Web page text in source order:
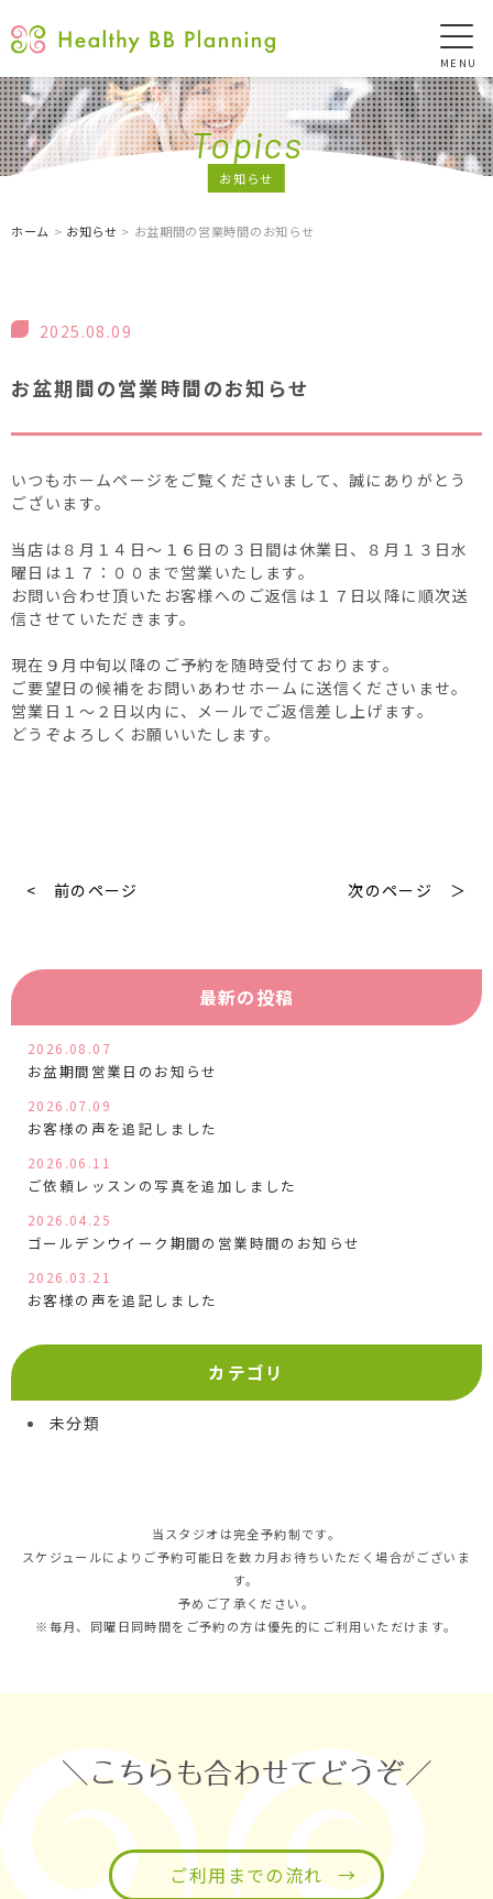
MENU
Topics
お知らせ
ホーム > お知らせ > お盆期間の営業時間のお知らせ
2025.08.09
お盆期間の営業時間のお知らせ
いつもホームページをご覧くださいまして、誠にありがとう
ございます。
当店は８月１４日～１６日の３日間は休業日、８月１３日水
曜日は１７：００まで営業いたします。
お問い合わせ頂いたお客様へのご返信は１７日以降に順次送
信させていただきます。
現在９月中旬以降のご予約を随時受付ております。
ご要望日の候補をお問いあわせホームに送信くださいませ。
営業日１～２日以内に、メールでご返信差し上げます。
どうぞよろしくお願いいたします。
< 前のページ 次のページ ＞
最新の投稿
2026.08.07
お盆期間営業日のお知らせ
2026.07.09
お客様の声を追記しました
2026.06.11
ご依頼レッスンの写真を追加しました
2026.04.25
ゴールデンウイーク期間の営業時間のお知らせ
2026.03.21
お客様の声を追記しました
カテゴリ
未分類
当スタジオは完全予約制です。
スケジュールによりご予約可能日を数カ月お待ちいただく場合がございま
す。
予めご了承ください。
※毎月、同曜日同時間をご予約の方は優先的にご利用いただけます。
ご利用までの流れ